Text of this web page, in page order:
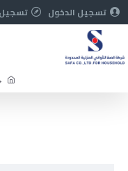
تسجيل الدخول